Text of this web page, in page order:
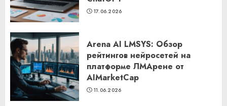
17.06.2026
Arena AI LMSYS: Обзор
рейтингов нейросетей на
платформе ЛМАрене от
AIMarketCap
11.06.2026